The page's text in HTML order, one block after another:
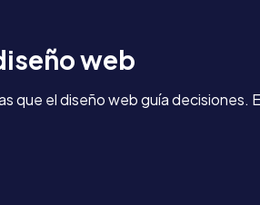
web
que el diseño web guía decisiones.